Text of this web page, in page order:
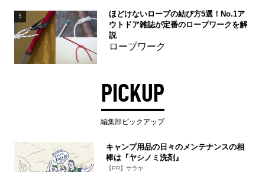
5
ほどけないロープの結び方5選！No.1ア
ウトドア雑誌が定番のロープワークを解
説
ロープワーク
PICKUP
編集部ピックアップ
キャンプ用品の日々のメンテナンスの相
棒は『ヤシノミ洗剤』
【PR】サラヤ